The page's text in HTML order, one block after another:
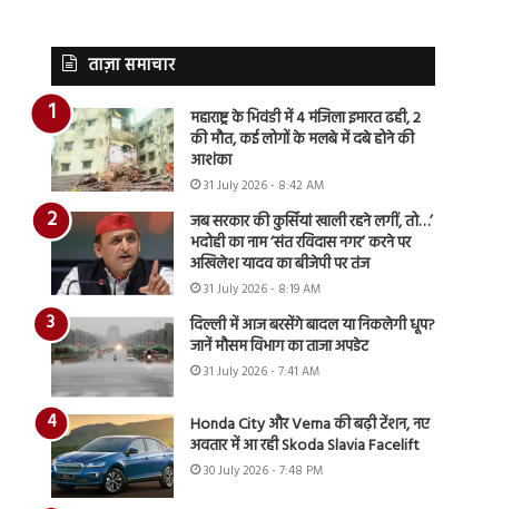
ताज़ा समाचार
महाराष्ट्र के भिवंडी में 4 मंजिला इमारत ढही, 2
की मौत, कई लोगों के मलबे में दबे होने की
आशंका
31 July 2026 - 8:42 AM
जब सरकार की कुर्सियां खाली रहने लगीं, तो…’
भदोही का नाम ‘संत रविदास नगर’ करने पर
अखिलेश यादव का बीजेपी पर तंज
31 July 2026 - 8:19 AM
दिल्ली में आज बरसेंगे बादल या निकलेगी धूप?
जानें मौसम विभाग का ताजा अपडेट
31 July 2026 - 7:41 AM
Honda City और Verna की बढ़ी टेंशन, नए
अवतार में आ रही Skoda Slavia Facelift
30 July 2026 - 7:48 PM